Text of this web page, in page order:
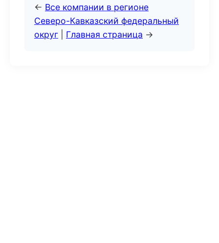
← Все компании в регионе
Северо-Кавказский федеральный
округ
Главная страница →